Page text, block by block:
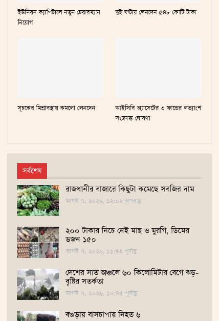
ইউনিয়ন ক্যাপিটালে নতুন চেয়ারম্যান
নিয়োগ
দুই ঘণ্টায় লেনদেন ৫৪৮ কোটি টাকা
সূচকের মিশ্রাবস্থায় কমলো লেনদেন
আইসিবি অ্যাসেটের ৩ ফান্ডের লভ্যাংশ
সংক্রান্ত ঘোষণা
সর্বশেষ
রাজধানীর বাজারে কিছুটা কমেছে সবজির দাম
আগস্ট ৭, ২০২৬, ১২:০২ অপরাহ্ণ
২০০ টাকার নিচে নেই মাছ ও মুরগি, ডিমের
ডজন ১৫০
আগস্ট ৭, ২০২৬, ১১:৪৩ পূর্বাহ্ণ
দেশের সাত অঞ্চলে ৬০ কিলোমিটার বেগে ঝড়-
বৃষ্টির সতর্কতা
আগস্ট ৭, ২০২৬, ১০:৪৫ পূর্বাহ্ণ
বগুড়ায় বাসচাপায় নিহত ৬